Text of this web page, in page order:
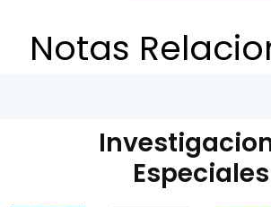
Notas
Especiales